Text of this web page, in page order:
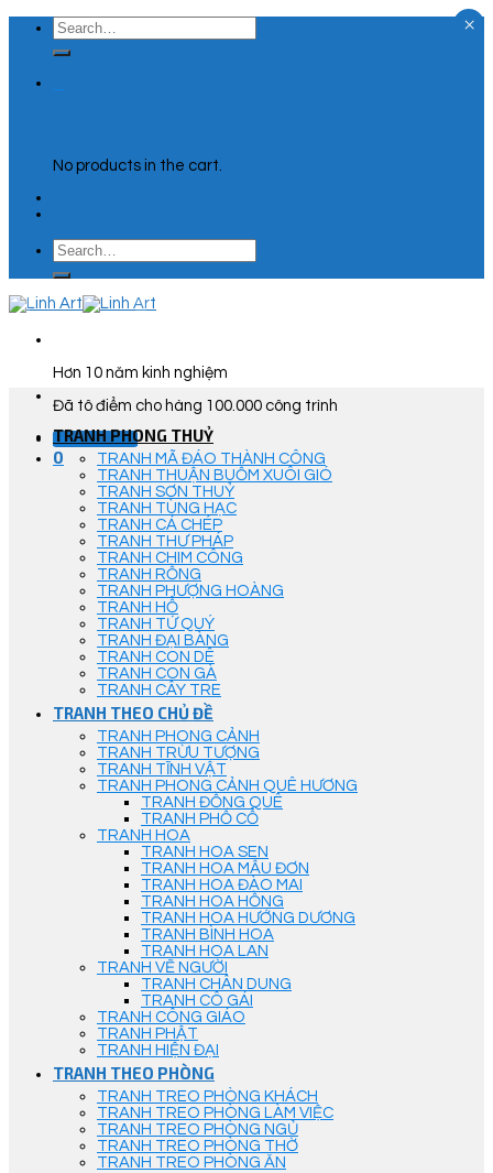
Skip
content
Search
for:
No products in the cart.
Search
for:
Hơn 10 năm kinh nghiệm
Đã tô điểm cho hàng 100.000 công trình
Góc Tư Vấn
0
TRANH PHONG THUỶ
TRANH MÃ ĐÁO THÀNH CÔNG
TRANH THUẬN BUỒM XUÔI GIÓ
TRANH SƠN THUỶ
TRANH TÙNG HẠC
TRANH CÁ CHÉP
TRANH THƯ PHÁP
TRANH CHIM CÔNG
TRANH RỒNG
TRANH PHƯỢNG HOÀNG
TRANH HỔ
TRANH TỨ QUÝ
TRANH ĐẠI BÀNG
TRANH CON DÊ
TRANH CON GÀ
TRANH CÂY TRE
TRANH THEO CHỦ ĐỀ
TRANH PHONG CẢNH
TRANH TRỪU TƯỢNG
TRANH TĨNH VẬT
TRANH PHONG CẢNH QUÊ HƯƠNG
TRANH ĐỒNG QUÊ
TRANH PHỐ CỔ
TRANH HOA
TRANH HOA SEN
TRANH HOA MẪU ĐƠN
TRANH HOA ĐÀO MAI
TRANH HOA HỒNG
TRANH HOA HƯỚNG DƯƠNG
TRANH BÌNH HOA
TRANH HOA LAN
TRANH VẼ NGƯỜI
TRANH CHÂN DUNG
TRANH CÔ GÁI
TRANH CÔNG GIÁO
TRANH PHẬT
TRANH HIỆN ĐẠI
TRANH THEO PHÒNG
TRANH TREO PHÒNG KHÁCH
TRANH TREO PHÒNG LÀM VIỆC
TRANH TREO PHÒNG NGỦ
TRANH TREO PHÒNG THỜ
TRANH TREO PHÒNG ĂN
×